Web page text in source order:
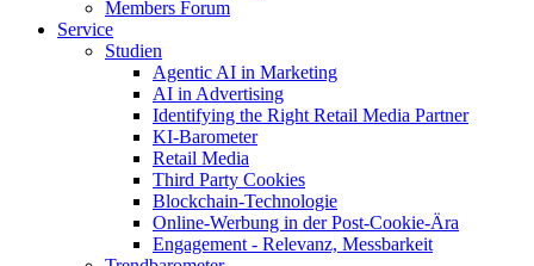
Members Forum
Service
Studien
Agentic AI in Marketing
AI in Advertising
Identifying the Right Retail Media Partner
KI-Barometer
Retail Media
Third Party Cookies
Blockchain-Technologie
Online-Werbung in der Post-Cookie-Ära
Engagement - Relevanz, Messbarkeit